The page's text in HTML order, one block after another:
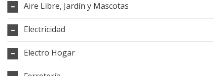
Aire Libre, Jardín y Mascotas
Electricidad
Electro Hogar